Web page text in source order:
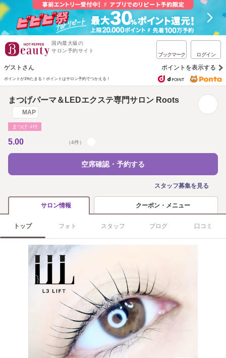
国内最大級の
サロン予約サイト
ブックマーク ログイン
ゲストさん ポイントを表示する
ポイントが1%たまる！ ポイントはサロン予約でつかえる！
まつげパーマ＆LEDエクステ専門サロン Roots
MAP
まつげ･ﾒｲｸ
5.00 （4件）
空席確認・予約する
スタッフ募集を見る
サロン情報 クーポン・メニュー
トップ フォト スタッフ ブログ 口コミ